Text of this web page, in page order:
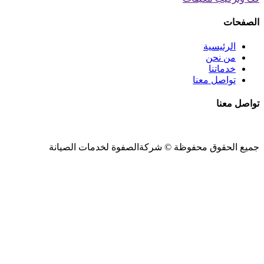
الصفحات
الرئيسية
من نحن
خدماتنا
تواصل معنا
تواصل معنا
جميع الحقوق محفوظة © شركةالصفوة لخدمات الصيانة